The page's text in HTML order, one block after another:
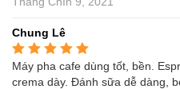
Chung Lê
Được xếp hạng55
sao
Máy pha cafe dùng tốt, bền.
crema dày. Đánh sữa dễ dàng,